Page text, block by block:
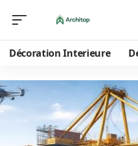
Décoration Interieure